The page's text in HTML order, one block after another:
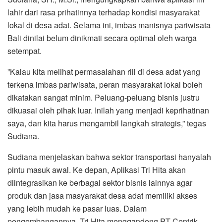
lahir dari rasa prihatinnya terhadap kondisi masyarakat
lokal di desa adat. Selama ini, imbas manisnya pariwisata
Bali dinilai belum dinikmati secara optimal oleh warga
setempat.
​”Kalau kita melihat permasalahan riil di desa adat yang
terkena imbas pariwisata, peran masyarakat lokal boleh
dikatakan sangat minim. Peluang-peluang bisnis justru
dikuasai oleh pihak luar. Inilah yang menjadi keprihatinan
saya, dan kita harus mengambil langkah strategis,” tegas
Sudiana.
​Sudiana menjelaskan bahwa sektor transportasi hanyalah
pintu masuk awal. Ke depan, Aplikasi Tri Hita akan
diintegrasikan ke berbagai sektor bisnis lainnya agar
produk dan jasa masyarakat desa adat memiliki akses
yang lebih mudah ke pasar luas. Dalam